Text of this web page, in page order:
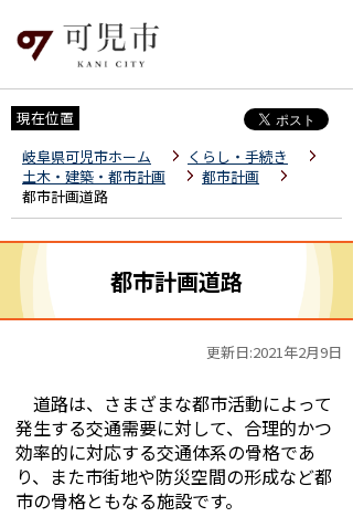
現在位置
岐阜県可児市ホーム
くらし・手続き
土木・建築・都市計画
都市計画
都市計画道路
都市計画道路
更新日:2021年2月9日
道路は、さまざまな都市活動によって
発生する交通需要に対して、合理的かつ
効率的に対応する交通体系の骨格であ
り、また市街地や防災空間の形成など都
市の骨格ともなる施設です。